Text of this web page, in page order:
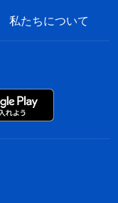
私たちについて